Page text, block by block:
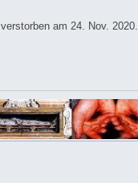
am 24. Nov. 2020.